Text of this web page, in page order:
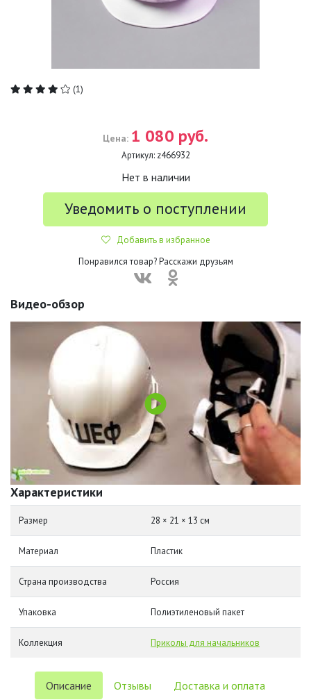
(1)
Цена: 1 080 руб.
Артикул: z466932
Нет в наличии
Уведомить о поступлении
Добавить в избранное
Понравился товар? Расскажи друзьям
Видео-обзор
Характеристики
Размер 28 × 21 × 13 см
Материал Пластик
Страна производства Россия
Упаковка Полиэтиленовый пакет
Коллекция Приколы для начальников
Описание Отзывы Доставка и оплата